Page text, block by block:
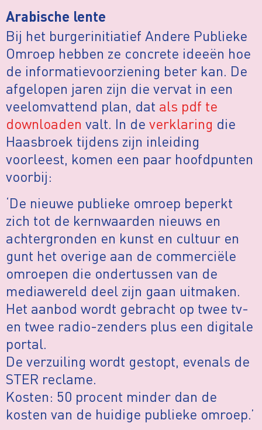
Arabische lente
Bij het burgerinitiatief Andere Publieke
Omroep hebben ze concrete ideeën hoe
de informatievoorziening beter kan. De
afgelopen jaren zijn die vervat in een
veelomvattend plan, dat als pdf te
downloaden valt. In de verklaring die
Haasbroek tijdens zijn inleiding
voorleest, komen een paar hoofdpunten
voorbij:
‘De nieuwe publieke omroep beperkt
zich tot de kernwaarden nieuws en
achtergronden en kunst en cultuur en
gunt het overige aan de commerciële
omroepen die ondertussen van de
mediawereld deel zijn gaan uitmaken.
Het aanbod wordt gebracht op twee tv-
en twee radio-zenders plus een digitale
portal.
De verzuiling wordt gestopt, evenals de
STER reclame.
Kosten: 50 procent minder dan de
kosten van de huidige publieke omroep.’